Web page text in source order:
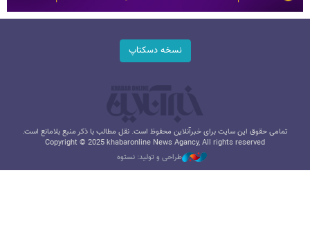
نسخه دسکتاپ
تمامی حقوق این سایت برای خبرآنلاین محفوظ است. نقل مطالب با ذکر منبع بلامانع است.
Copyright © 2025 khabaronline News Agancy, All rights reserved
طراحی و تولید: نستوه